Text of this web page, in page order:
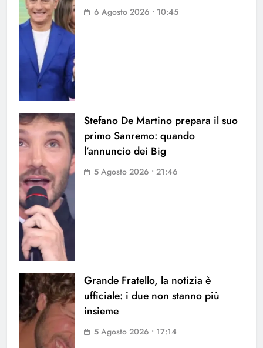
6 Agosto 2026 • 10:45
Stefano De Martino prepara il suo
primo Sanremo: quando
l’annuncio dei Big
5 Agosto 2026 • 21:46
Grande Fratello, la notizia è
ufficiale: i due non stanno più
insieme
5 Agosto 2026 • 17:14